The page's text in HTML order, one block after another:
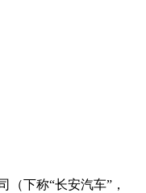
（下称“长安汽车”，